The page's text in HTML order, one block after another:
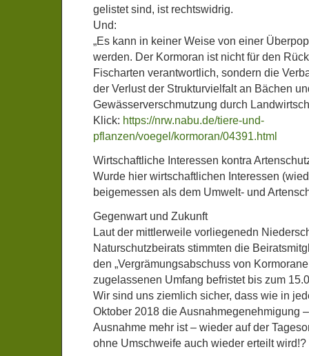
gelistet sind, ist rechtswidrig.
Und:
„Es kann in keiner Weise von einer
werden. Der Kormoran ist nicht für den
Fischarten verantwortlich, sondern die
der Verlust der Strukturvielfalt an Bächen
Gewässerverschmutzung durch
Klick: https://nrw.nabu.de/tiere-und-
pflanzen/voegel/kormoran/04391.html
Wirtschaftliche Interessen kontra
Wurde hier wirtschaftlichen Interessen
beigemessen als dem Umwelt- und
Gegenwart und Zukunft
Laut der mittlerweile vorliegenedn
Naturschutzbeirats stimmten die
den „Vergrämungsabschuss von
zugelassenen Umfang befristet bis zum
Wir sind uns ziemlich sicher, dass wie in
Oktober 2018 die Ausnahmegenehmigung
Ausnahme mehr ist – wieder auf der
ohne Umschweife auch wieder erteilt wird!?